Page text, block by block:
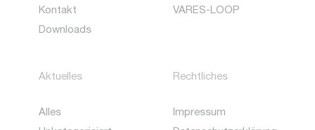
Kontakt
Downloads
VARES-LOOP
Aktuelles
Alles
Rechtliches
Impressum